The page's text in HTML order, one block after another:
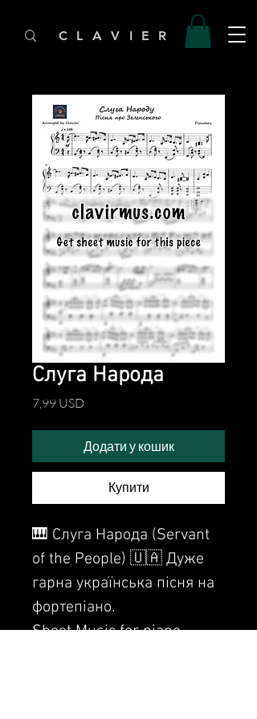
C L A V I E R
Слуга Народа
7,99 USDЦіна
Додати у кошик
Купити
🎹 Слуга Народа (Servant
of the People) 🇺🇦 Дуже
гарна українська пісня на
фортепіано.
Sheet Music for piano.